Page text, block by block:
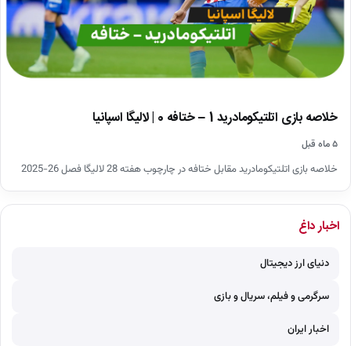
خلاصه بازی اتلتیکومادرید 1 – ختافه 0 | لالیگا اسپانیا
۵ ماه قبل
خلاصه بازی اتلتیکومادرید مقابل ختافه در چارچوب هفته 28 لالیگا فصل 26-2025
اخبار داغ
دنیای ارز دیجیتال
سرگرمی و فیلم، سریال و بازی
اخبار ایران